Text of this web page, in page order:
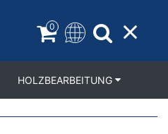
0
HOLZBEARBEITUNG